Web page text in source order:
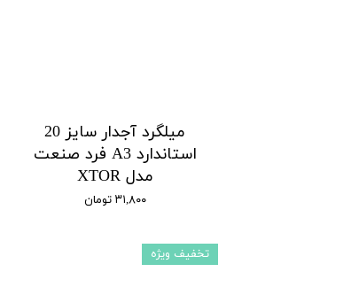
میلگرد آجدار سایز 20
استاندارد A3 فرد صنعت
مدل XTOR
۳۱,۸۰۰ تومان
تخفیف ویژه